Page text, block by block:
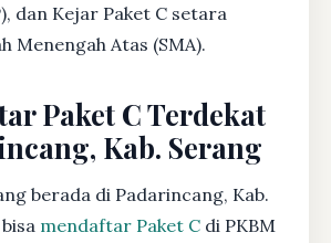
dan Kejar Paket C setara
Menengah Atas (SMA).
Paket C Terdekat
Kab. Serang
berada di Padarincang, Kab.
mendaftar Paket C di PKBM